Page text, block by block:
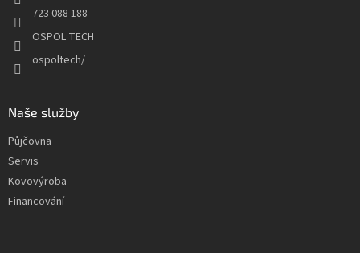
723 088 188
OSPOL TECH
ospoltech/
Naše služby
Půjčovna
Servis
Kovovýroba
Financování